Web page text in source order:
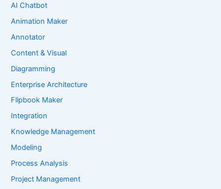
AI Chatbot
Animation Maker
Annotator
Content & Visual
Diagramming
Enterprise Architecture
Flipbook Maker
Integration
Knowledge Management
Modeling
Process Analysis
Project Management